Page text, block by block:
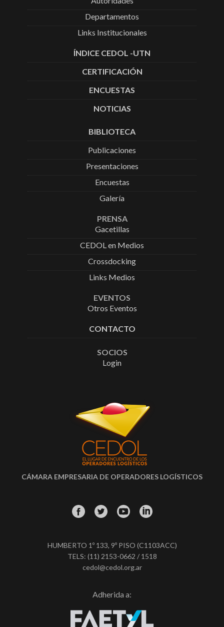
Departamentos
Links Institucionales
ÍNDICE CEDOL -UTN
CERTIFICACIÓN
ENCUESTAS
NOTICIAS
BIBLIOTECA
Publicaciones
Presentaciones
Encuestas
Galería
PRENSA
Gacetillas
CEDOL en Medios
Crossdocking
Links Medios
EVENTOS
Otros Eventos
CONTACTO
SOCIOS
Login
CÁMARA EMPRESARIA DE OPERADORES LOGÍSTICOS
HUMBERTO 1º 133, 9º PISO (C1103ACC)
TELS: (11) 2153-0662 / 1518
cedol@cedol.org.ar
Adherida a: